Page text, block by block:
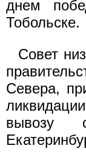
днем
Тобольске.
Совет
Севера,
вывозу